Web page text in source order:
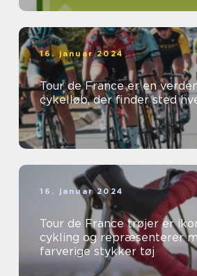
16. januar 2024
Tour de France er en
cykelløb, der finder sted
16. januar 2024
Tour de France trøjer er
cykling og repræsenterer
farverige stykker tøj